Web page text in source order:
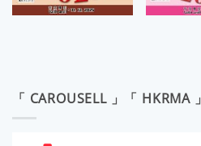
「 CAROUSELL 」「 HKRMA 」